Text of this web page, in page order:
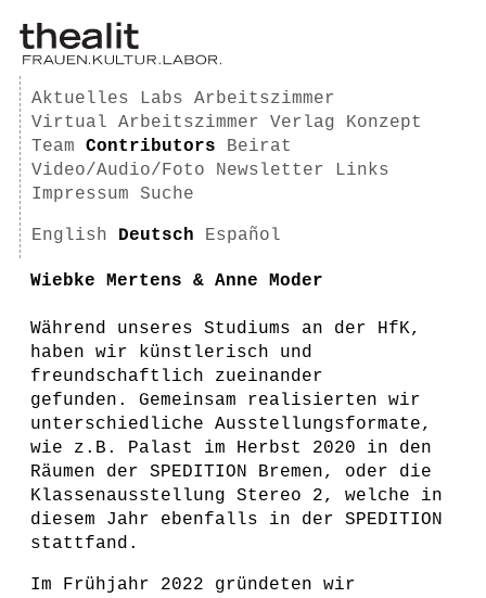
Aktuelles Labs
Arbeitszimmer
Virtual Arbeitszimmer
Verlag
Konzept
Team
Contributors
Beirat
Video/Audio/Foto
Newsletter
Links
Impressum
Suche
English Deutsch Español
Wiebke Mertens & Anne Moder
Während unseres Studiums an der HfK,
haben wir künstlerisch und
freundschaftlich zueinander
gefunden. Gemeinsam realisierten wir
unterschiedliche Ausstellungsformate,
wie z.B. Palast im Herbst 2020 in den
Räumen der SPEDITION Bremen, oder die
Klassenausstellung Stereo 2, welche in
diesem Jahr ebenfalls in der SPEDITION
stattfand.
Im Frühjahr 2022 gründeten wir